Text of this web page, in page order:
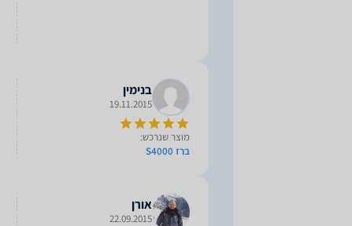
בנימין
19.11.2015
מוצר שנרכש:
ברז S4000
אורן
22.09.2015